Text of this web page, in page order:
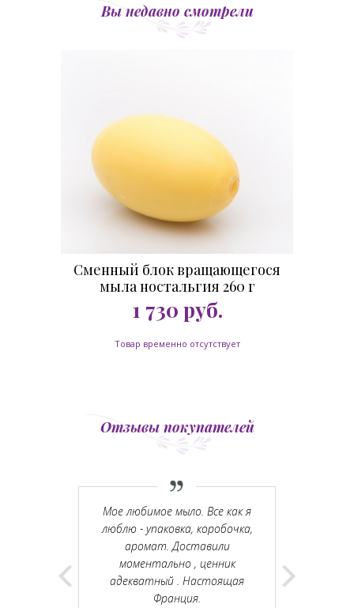
Вы недавно смотрели
Сменный блок вращающегося
мыла ностальгия 260 г
1 730 руб.
Товар временно отсутствует
Отзывы покупателей
Мое любимое мыло. Все как я
люблю - упаковка, коробочка,
аромат. Доставили
моментально , ценник
адекватный . Настоящая
Франция.